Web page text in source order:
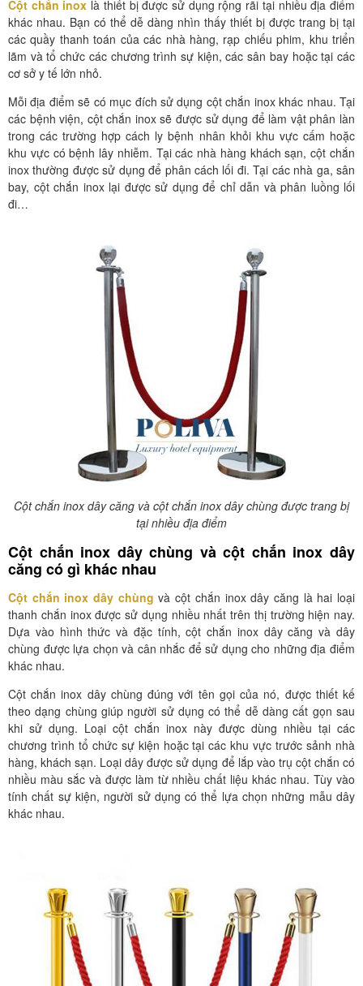
Cột chắn inox là thiết bị được sử dụng rộng rãi tại nhiều địa điểm
khác nhau. Bạn có thể dễ dàng nhìn thấy thiết bị được trang bị tại
các quầy thanh toán của các nhà hàng, rạp chiếu phim, khu triển
lãm và tổ chức các chương trình sự kiện, các sân bay hoặc tại các
cơ sở y tế lớn nhỏ.
Mỗi địa điểm sẽ có mục đích sử dụng cột chắn inox khác nhau. Tại
các bệnh viện, cột chắn inox sẽ được sử dụng để làm vật phân làn
trong các trường hợp cách ly bệnh nhân khỏi khu vực cấm hoặc
khu vực có bệnh lây nhiễm. Tại các nhà hàng khách sạn, cột chắn
inox thường được sử dụng để phân cách lối đi. Tại các nhà ga, sân
bay, cột chắn inox lại được sử dụng để chỉ dẫn và phân luồng lối
đi…
Cột chắn inox dây căng và cột chắn inox dây chùng được trang bị
tại nhiều địa điểm
Cột chắn inox dây chùng và cột chắn inox dây
căng có gì khác nhau
Cột chắn inox dây chùng và cột chắn inox dây căng là hai loại
thanh chắn inox được sử dụng nhiều nhất trên thị trường hiện nay.
Dựa vào hình thức và đặc tính, cột chắn inox dây căng và dây
chùng được lựa chọn và cân nhắc để sử dụng cho những địa điểm
khác nhau.
Cột chắn inox dây chùng đúng với tên gọi của nó, được thiết kế
theo dạng chùng giúp người sử dụng có thể dễ dàng cất gọn sau
khi sử dụng. Loại cột chắn inox này được dùng nhiều tại các
chương trình tổ chức sự kiện hoặc tại các khu vực trước sảnh nhà
hàng, khách sạn. Loại dây được sử dụng để lắp vào trụ cột chắn có
nhiều màu sắc và được làm từ nhiều chất liệu khác nhau. Tùy vào
tính chất sự kiện, người sử dụng có thể lựa chọn những mẫu dây
khác nhau.